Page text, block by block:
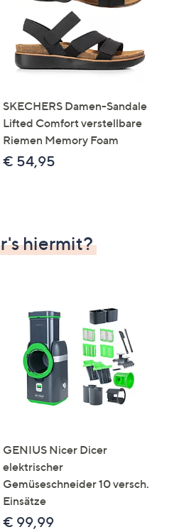
SKECHERS Damen-Sandale
Lifted Comfort verstellbare
Riemen Memory Foam
€ 54,95
hiermit?
GENIUS Nicer Dicer
elektrischer
Gemüseschneider 10 versch.
Einsätze
€ 99,99